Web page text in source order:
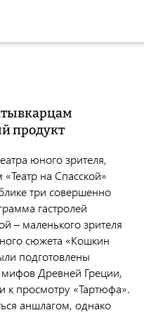
продукт
юного зрителя,
на Спасской»
три совершенно
гастролей
– маленького зрителя
сюжета «Кошкин
подготовлены
Древней Греции,
к просмотру «Тартюфа».
аншлагом, однако